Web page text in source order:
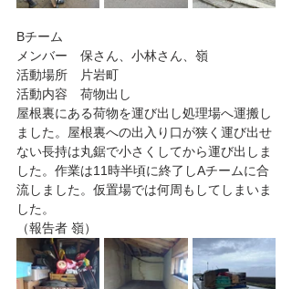
Bチーム
メンバー　保さん、小林さん、嶺
活動場所　片岩町
活動内容　荷物出し
屋根裏にある荷物を運び出し処理場へ運搬し
ました。屋根裏への出入り口が狭く運び出せ
ない長持は丸鋸で小さくしてから運び出しま
した。作業は11時半頃に終了しAチームに合
流しました。仮置場では何周もしてしまいま
した。
（報告者 嶺）